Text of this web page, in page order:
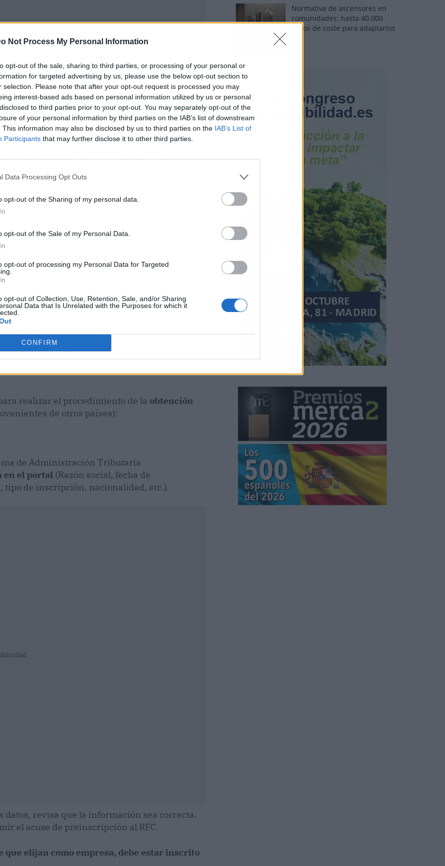
Not Process My Personal Information
opt-out of the sale, sharing to third parties, or processing of your personal or
for targeted advertising by us, please use the below opt-out section to
selection. Please note that after your opt-out request is processed you may
interest-based ads based on personal information utilized by us or personal
to third parties prior to your opt-out. You may separately opt-out of the
of your personal information by third parties on the IAB’s list of downstream
This information may also be disclosed by us to third parties on the IAB’s List of
Participants that may further disclose it to other third parties.
Data Processing Opt Outs
opt-out of the Sharing of my personal data.
opt-out of the Sale of my Personal Data.
opt-out of processing my Personal Data for Targeted
opt-out of Collection, Use, Retention, Sale, and/or Sharing
Data that Is Unrelated with the Purposes for which it
CONFIRM
empresa extranjera?
es un sistema utilizado en México
que tienen la obligación de pagar
que desean realizar actividades
México, deberán pagar impuestos y estar
(RFC).
la opción de hacer este trámite por
al RFC).
este proceso antes de emitir facturas o
mes, después de cumplir con las
extranjeras?
colega extranjerocon su trámite ante el
los requisitos principales para emprender en
realizar el procedimiento de la obtención
de otros países):
de Administración Tributaria
en el portal (Razón social, fecha de
tipo de inscripción, nacionalidad, etc.).
revisa que la información sea correcta.
el acuse de preinscripción al RFC.
que elijan como empresa, debe estar inscrito
Normativa de ascensores en
comunidades: hasta 40.000
euros de coste para adaptarlos